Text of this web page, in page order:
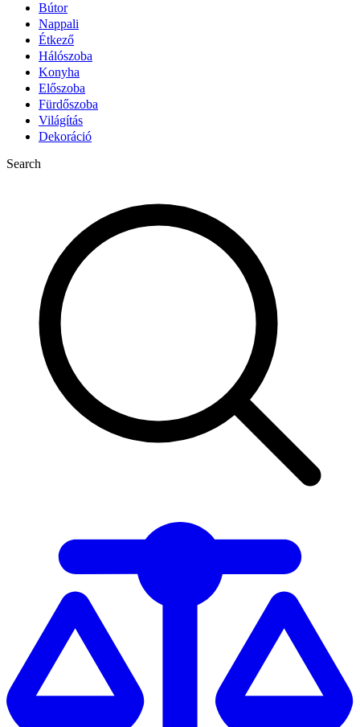
Bútor
Nappali
Étkező
Hálószoba
Konyha
Előszoba
Fürdőszoba
Világítás
Dekoráció
Search